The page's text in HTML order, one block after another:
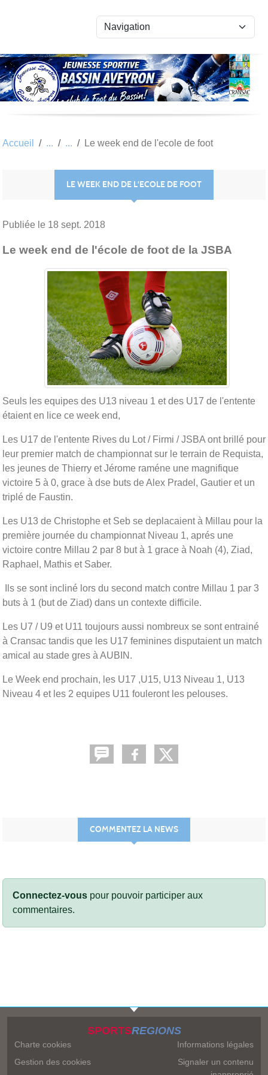
Accueil Le week end de l'ecole de foot
LE WEEK END DE L'ECOLE DE FOOT
Publiée le 18 sept. 2018
Le week end de l'école de foot de la JSBA
Seuls les equipes des U13 niveau 1 et des U17 de l'entente
étaient en lice ce week end,
Les U17 de l'entente Rives du Lot / Firmi / JSBA ont brillé pour
leur premier match de championnat sur le terrain de Requista,
les jeunes de Thierry et Jérome raméne une magnifique
victoire 5 à 0, grace à dse buts de Alex Pradel, Gautier et un
triplé de Faustin.
Les U13 de Christophe et Seb se deplacaient à Millau pour la
première journée du championnat Niveau 1, aprés une
victoire contre Millau 2 par 8 but à 1 grace à Noah (4), Ziad,
Raphael, Mathis et Saber.
Ils se sont incliné lors du second match contre Millau 1 par 3
buts à 1 (but de Ziad) dans un contexte difficile.
Les U7 / U9 et U11 toujours aussi nombreux se sont entrainé
à Cransac tandis que les U17 feminines disputaient un match
amical au stade gres à AUBIN.
Le Week end prochain, les U17 ,U15, U13 Niveau 1, U13
Niveau 4 et les 2 equipes U11 fouleront les pelouses.
COMMENTEZ LA NEWS
Connectez-vous pour pouvoir participer aux
commentaires.
SPORTSREGIONS
Charte cookies
Gestion des cookies
Informations légales
Signaler un contenu